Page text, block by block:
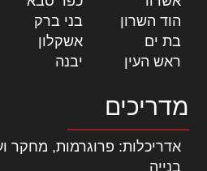
הוד השרון
בני ברק
בת ים
אשקלון
ראש העין
יבנה
מדריכים
אדריכלות: פרוגרמות, מחקר
בנייה